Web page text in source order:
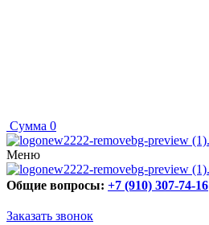
Сумма 0
Меню
Общие вопросы: +7 (910) 307-74-16
Заказать звонок